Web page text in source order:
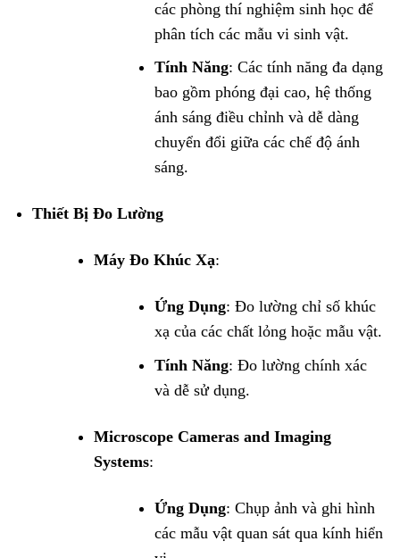
các phòng thí nghiệm sinh học để
phân tích các mẫu vi sinh vật.
Tính Năng: Các tính năng đa dạng
bao gồm phóng đại cao, hệ thống
ánh sáng điều chỉnh và dễ dàng
chuyển đổi giữa các chế độ ánh
sáng.
Thiết Bị Đo Lường
Máy Đo Khúc Xạ:
Ứng Dụng: Đo lường chỉ số khúc
xạ của các chất lỏng hoặc mẫu vật.
Tính Năng: Đo lường chính xác
và dễ sử dụng.
Microscope Cameras and Imaging
Systems:
Ứng Dụng: Chụp ảnh và ghi hình
các mẫu vật quan sát qua kính hiển